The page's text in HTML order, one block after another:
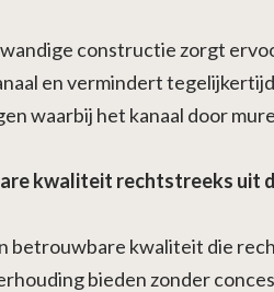
constructie zorgt
en vermindert
waarbij het kanaal door
kwaliteit rechtstreeks uit
betrouwbare kwaliteit die
bieden zonder